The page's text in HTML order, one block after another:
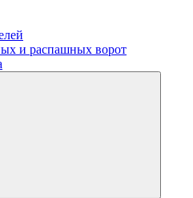
и распашных ворот